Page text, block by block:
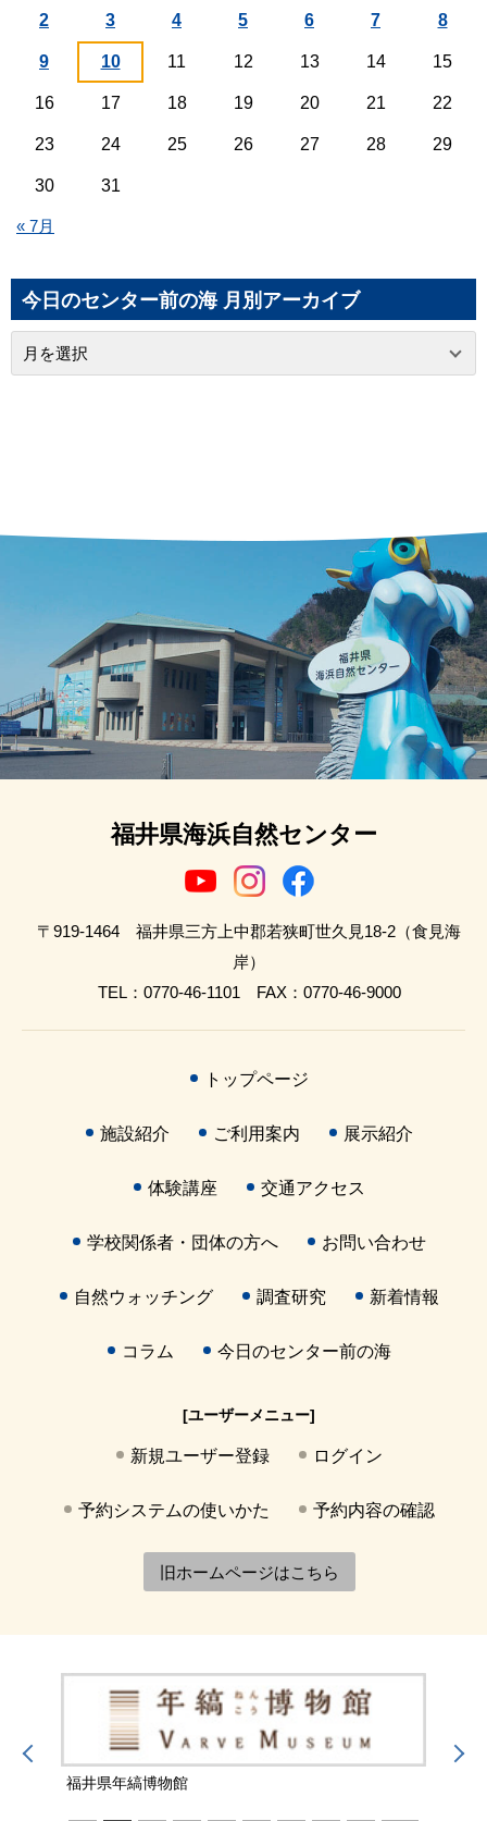
« 7月
2 3 4 5 6 7 8
9 10 11 12 13 14 15
16 17 18 19 20 21 22
23 24 25 26 27 28 29
30 31
今日のセンター前の海 月別アーカイブ
福井県海浜自然センター
〒919-1464 福井県三方上中郡若狭町世久見18-2（食見海
岸）
TEL：0770-46-1101 FAX：0770-46-9000
トップページ
施設紹介 ご利用案内 展示紹介
体験講座 交通アクセス
学校関係者・団体の方へ お問い合わせ
自然ウォッチング 調査研究 新着情報
コラム 今日のセンター前の海
[ユーザーメニュー]
新規ユーザー登録 ログイン
予約システムの使いかた 予約内容の確認
旧ホームページはこちら
福井県年縞博物館